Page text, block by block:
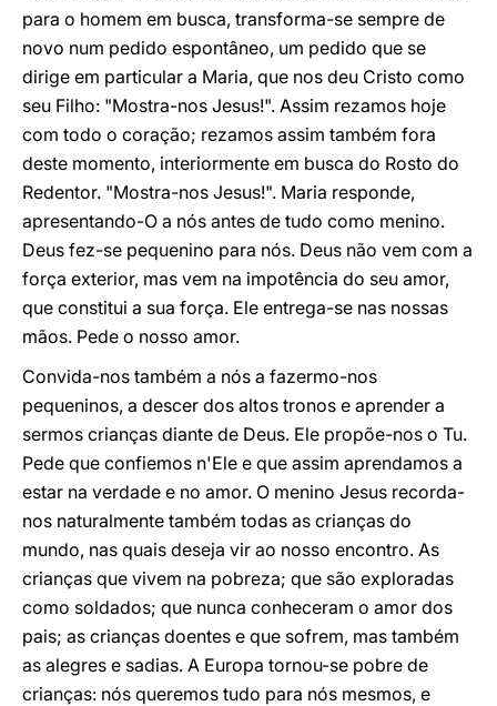
para o homem em busca, transforma-se sempre de
novo num pedido espontâneo, um pedido que se
dirige em particular a Maria, que nos deu Cristo como
seu Filho: "Mostra-nos Jesus!". Assim rezamos hoje
com todo o coração; rezamos assim também fora
deste momento, interiormente em busca do Rosto do
Redentor. "Mostra-nos Jesus!". Maria responde,
apresentando-O a nós antes de tudo como menino.
Deus fez-se pequenino para nós. Deus não vem com a
força exterior, mas vem na impotência do seu amor,
que constitui a sua força. Ele entrega-se nas nossas
mãos. Pede o nosso amor.
Convida-nos também a nós a fazermo-nos
pequeninos, a descer dos altos tronos e aprender a
sermos crianças diante de Deus. Ele propõe-nos o Tu.
Pede que confiemos n'Ele e que assim aprendamos a
estar na verdade e no amor. O menino Jesus recorda-
nos naturalmente também todas as crianças do
mundo, nas quais deseja vir ao nosso encontro. As
crianças que vivem na pobreza; que são exploradas
como soldados; que nunca conheceram o amor dos
pais; as crianças doentes e que sofrem, mas também
as alegres e sadias. A Europa tornou-se pobre de
crianças: nós queremos tudo para nós mesmos, e